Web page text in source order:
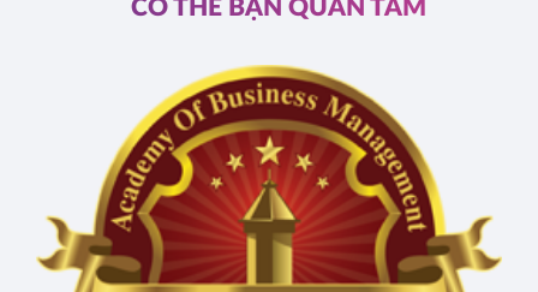
CÓ THỂ BẠN QUAN TÂM